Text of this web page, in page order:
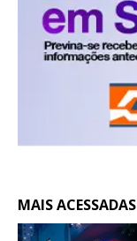
MAIS ACESSADAS